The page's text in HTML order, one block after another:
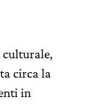
culturale,
circa la
in